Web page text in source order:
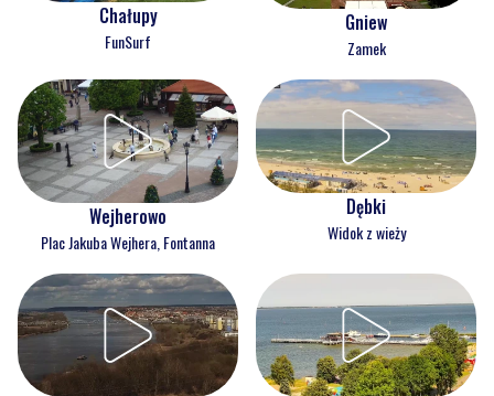
Chałupy
FunSurf
Gniew
Zamek
Wejherowo
Plac Jakuba Wejhera, Fontanna
Dębki
Widok z wieży